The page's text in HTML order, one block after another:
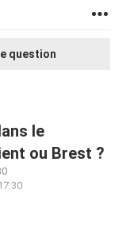
question
le
ou Brest ?